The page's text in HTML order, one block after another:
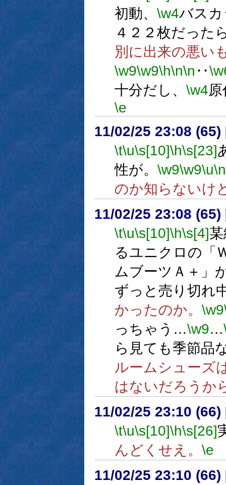
初動、 \w4バス
４２２枚だった
別に出来の悪い
\w9\w9\h\n\n ‥
十分だし、 \w4
\e
11/02/25 23:08 (65)
\t\u\s[10]\h\s[23]
性が。 \w9\w9\u\n
のか知らないけ
11/02/25 23:08 (65)
\t\u\s[10]\h\s[4]
るユニクロの「
ムブーツＡ＋」
ずっと売り切れ
かったのか。 \w9
っちゃう…\w9…
ら見ても季節品
ルームシューズ
はないだろうか
11/02/25 23:10 (66)
\t\u\s[10]\h\s[26]
んどくせえ。 \e
11/02/25 23:10 (66)